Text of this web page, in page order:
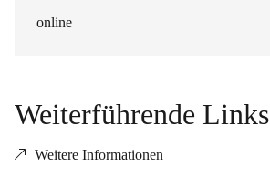
online
Weiterführende Links
Weitere Informationen